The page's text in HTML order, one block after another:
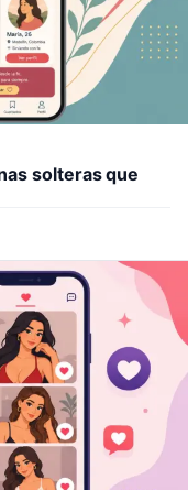
solteras que